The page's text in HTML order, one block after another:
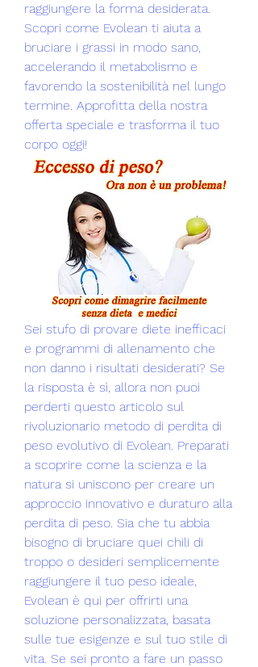
raggiungere la forma desiderata.
Scopri come Evolean ti aiuta a
bruciare i grassi in modo sano,
accelerando il metabolismo e
favorendo la sostenibilità nel lungo
termine. Approfitta della nostra
offerta speciale e trasforma il tuo
corpo oggi!
Sei stufo di provare diete inefficaci
e programmi di allenamento che
non danno i risultati desiderati? Se
la risposta è sì, allora non puoi
perderti questo articolo sul
rivoluzionario metodo di perdita di
peso evolutivo di Evolean. Preparati
a scoprire come la scienza e la
natura si uniscono per creare un
approccio innovativo e duraturo alla
perdita di peso. Sia che tu abbia
bisogno di bruciare quei chili di
troppo o desideri semplicemente
raggiungere il tuo peso ideale,
Evolean è qui per offrirti una
soluzione personalizzata, basata
sulle tue esigenze e sul tuo stile di
vita. Se sei pronto a fare un passo